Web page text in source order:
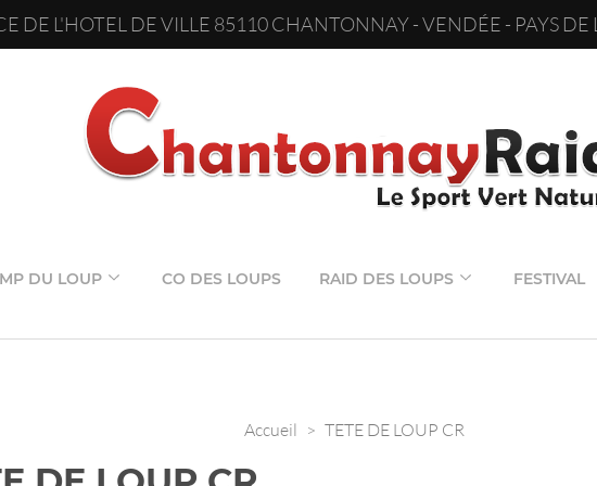
DE L'HOTEL DE VILLE 85110 CHANTONNAY - VENDÉE - PAYS DE
DU LOUP CO DES LOUPS RAID DES LOUPS FESTIVAL
Accueil > TETE DE LOUP CR